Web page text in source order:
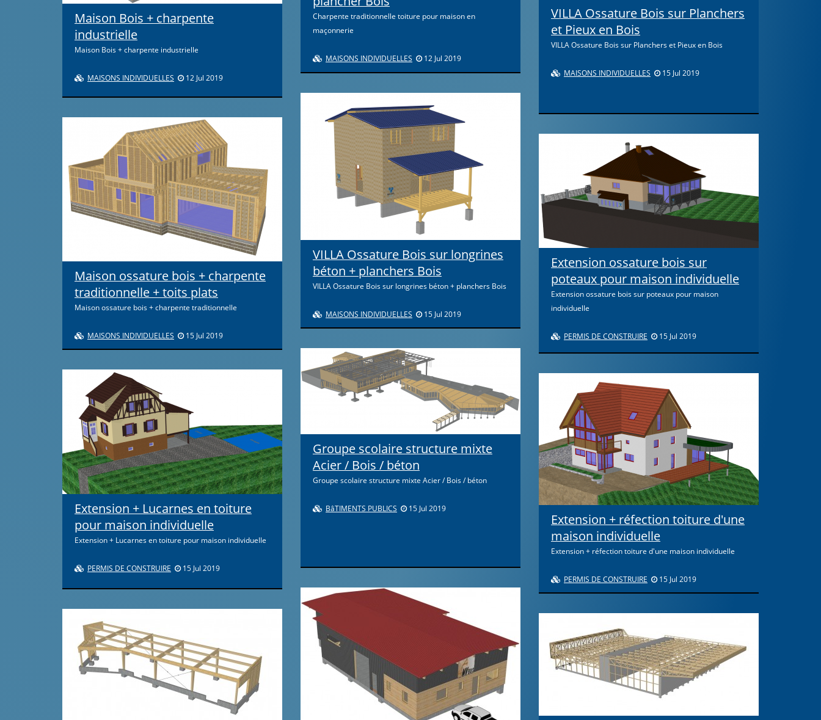
Charpente traditionnelle toiture pour maison en
maçonnerie
MAISONS INDIVIDUELLES 12 Jul 2019
Maison Bois + charpente
industrielle
Maison Bois + charpente industrielle
MAISONS INDIVIDUELLES 12 Jul 2019
VILLA Ossature Bois sur Planchers
et Pieux en Bois
VILLA Ossature Bois sur Planchers et Pieux en Bois
MAISONS INDIVIDUELLES 15 Jul 2019
VILLA Ossature Bois sur longrines
béton + planchers Bois
VILLA Ossature Bois sur longrines béton + planchers Bois
MAISONS INDIVIDUELLES 15 Jul 2019
Maison ossature bois + charpente
traditionnelle + toits plats
Maison ossature bois + charpente traditionnelle
MAISONS INDIVIDUELLES 15 Jul 2019
Extension ossature bois sur
poteaux pour maison individuelle
Extension ossature bois sur poteaux pour maison
individuelle
PERMIS DE CONSTRUIRE 15 Jul 2019
Groupe scolaire structure mixte
Acier / Bois / béton
Groupe scolaire structure mixte Acier / Bois / béton
BâTIMENTS PUBLICS 15 Jul 2019
Extension + Lucarnes en toiture
pour maison individuelle
Extension + Lucarnes en toiture pour maison individuelle
PERMIS DE CONSTRUIRE 15 Jul 2019
Extension + réfection toiture d'une
maison individuelle
Extension + réfection toiture d'une maison individuelle
PERMIS DE CONSTRUIRE 15 Jul 2019